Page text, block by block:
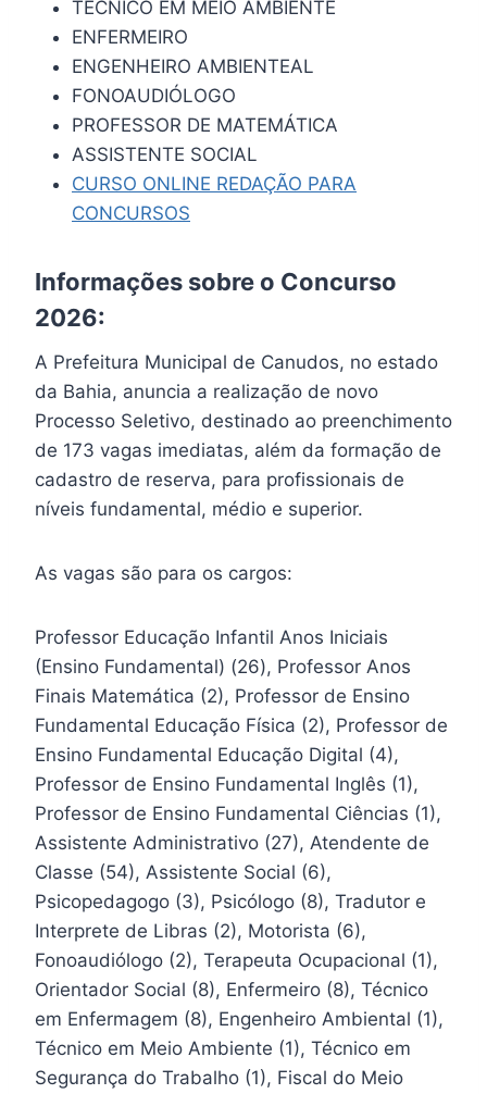
TÉCNICO EM MEIO AMBIENTE
ENFERMEIRO
ENGENHEIRO AMBIENTEAL
FONOAUDIÓLOGO
PROFESSOR DE MATEMÁTICA
ASSISTENTE SOCIAL
CURSO ONLINE REDAÇÃO PARA
CONCURSOS
Informações sobre o Concurso
2026:
A Prefeitura Municipal de Canudos, no estado
da Bahia, anuncia a realização de novo
Processo Seletivo, destinado ao preenchimento
de 173 vagas imediatas, além da formação de
cadastro de reserva, para profissionais de
níveis fundamental, médio e superior.
As vagas são para os cargos:
Professor Educação Infantil Anos Iniciais
(Ensino Fundamental) (26), Professor Anos
Finais Matemática (2), Professor de Ensino
Fundamental Educação Física (2), Professor de
Ensino Fundamental Educação Digital (4),
Professor de Ensino Fundamental Inglês (1),
Professor de Ensino Fundamental Ciências (1),
Assistente Administrativo (27), Atendente de
Classe (54), Assistente Social (6),
Psicopedagogo (3), Psicólogo (8), Tradutor e
Interprete de Libras (2), Motorista (6),
Fonoaudiólogo (2), Terapeuta Ocupacional (1),
Orientador Social (8), Enfermeiro (8), Técnico
em Enfermagem (8), Engenheiro Ambiental (1),
Técnico em Meio Ambiente (1), Técnico em
Segurança do Trabalho (1), Fiscal do Meio